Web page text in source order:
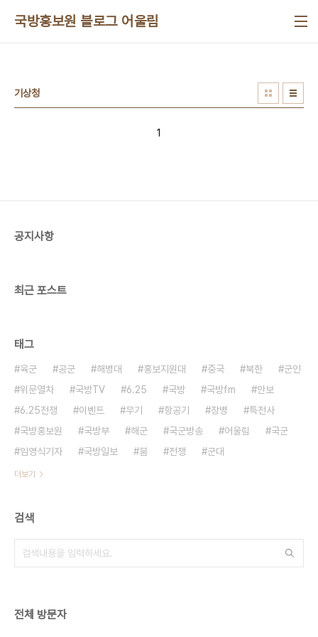
국방홍보원 블로그 어울림
기상청
1
공지사항
최근 포스트
태그
육군 공군 해병대 홍보지원대 중국 북한
군인
위문열차
국방TV 6.25 국방 국방fm
안보
6.25전쟁
이벤트 무기 항공기 장병
특전사
국방홍보원
국방부 해군 국군방송 어울림
국군
임영식기자
국방일보 붐 전쟁 군대
더보기
검색
전체 방문자